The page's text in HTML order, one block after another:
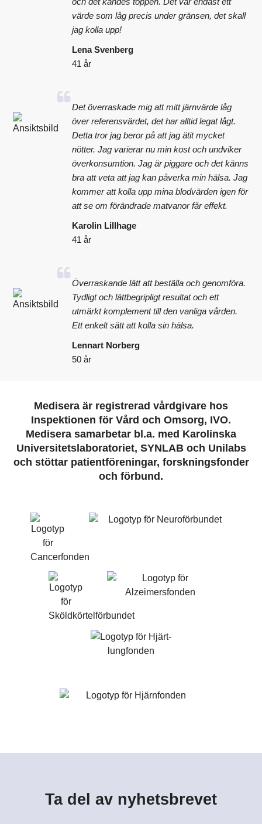
värde som låg precis under gränsen, det skall
jag kolla upp!
Lena Svenberg
41 år
Det överraskade mig att mitt järnvärde låg
över referensvärdet, det har alltid legat lågt.
Detta tror jag beror på att jag ätit mycket
nötter. Jag varierar nu min kost och undviker
överkonsumtion. Jag är piggare och det känns
bra att veta att jag kan påverka min hälsa. Jag
kommer att kolla upp mina blodvärden igen för
att se om förändrade matvanor får effekt.
Karolin Lillhage
41 år
Överraskande lätt att beställa och genomföra.
Tydligt och lättbegripligt resultat och ett
utmärkt komplement till den vanliga vården.
Ett enkelt sätt att kolla sin hälsa.
Lennart Norberg
50 år
Medisera är registrerad vårdgivare hos
Inspektionen för Vård och Omsorg, IVO.
Medisera samarbetar bl.a. med Karolinska
Universitetslaboratoriet, SYNLAB och Unilabs
och stöttar patientföreningar, forskningsfonder
och förbund.
Ta del av nyhetsbrevet